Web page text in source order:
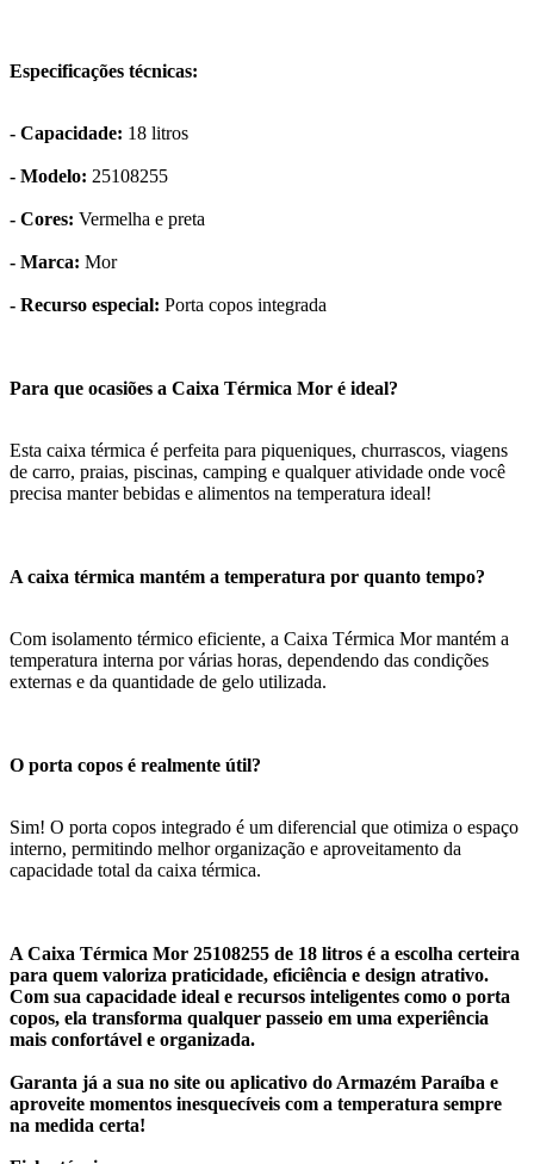
Especificações técnicas:
- Capacidade: 18 litros
- Modelo: 25108255
- Cores: Vermelha e preta
- Marca: Mor
- Recurso especial: Porta copos integrada
Para que ocasiões a Caixa Térmica Mor é ideal?
Esta caixa térmica é perfeita para piqueniques, churrascos, viagens
de carro, praias, piscinas, camping e qualquer atividade onde você
precisa manter bebidas e alimentos na temperatura ideal!
A caixa térmica mantém a temperatura por quanto tempo?
Com isolamento térmico eficiente, a Caixa Térmica Mor mantém a
temperatura interna por várias horas, dependendo das condições
externas e da quantidade de gelo utilizada.
O porta copos é realmente útil?
Sim! O porta copos integrado é um diferencial que otimiza o espaço
interno, permitindo melhor organização e aproveitamento da
capacidade total da caixa térmica.
A Caixa Térmica Mor 25108255 de 18 litros é a escolha certeira
para quem valoriza praticidade, eficiência e design atrativo.
Com sua capacidade ideal e recursos inteligentes como o porta
copos, ela transforma qualquer passeio em uma experiência
mais confortável e organizada.
Garanta já a sua no site ou aplicativo do Armazém Paraíba e
aproveite momentos inesquecíveis com a temperatura sempre
na medida certa!